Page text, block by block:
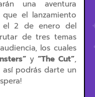
una aventura
el lanzamiento
el 2 de enero del
de tres temas
los cuales
y “The Cut”,
así podrás darte un